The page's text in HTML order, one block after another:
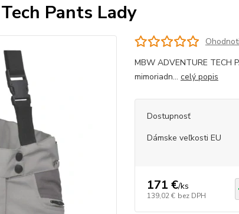
Pants Lady
MBW ADVENTURE TECH
mimoriadn... celý popis
Dostupnosť
Dámske veľkosti EU
171 €/ks
139,02 € bez DPH